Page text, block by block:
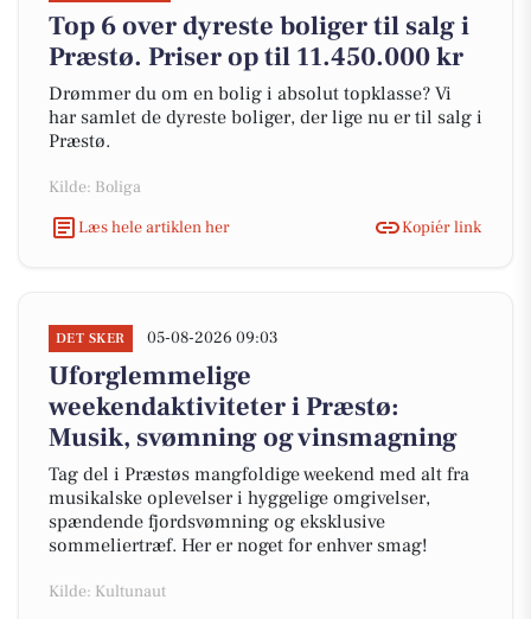
Top 6 over dyreste boliger til salg i
Præstø. Priser op til 11.450.000 kr
Drømmer du om en bolig i absolut topklasse? Vi
har samlet de dyreste boliger, der lige nu er til salg i
Præstø.
Kilde: Boliga
Læs hele artiklen her
Kopiér link
DET SKER 05-08-2026 09:03
Uforglemmelige
weekendaktiviteter i Præstø:
Musik, svømning og vinsmagning
Tag del i Præstøs mangfoldige weekend med alt fra
musikalske oplevelser i hyggelige omgivelser,
spændende fjordsvømning og eksklusive
sommeliertræf. Her er noget for enhver smag!
Kilde: Kultunaut